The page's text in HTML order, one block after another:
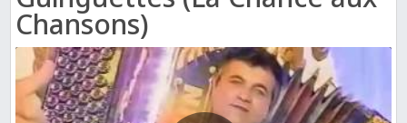
Chansons)